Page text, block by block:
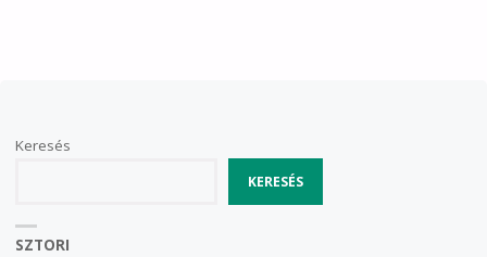
Keresés
KERESÉS
SZTORI